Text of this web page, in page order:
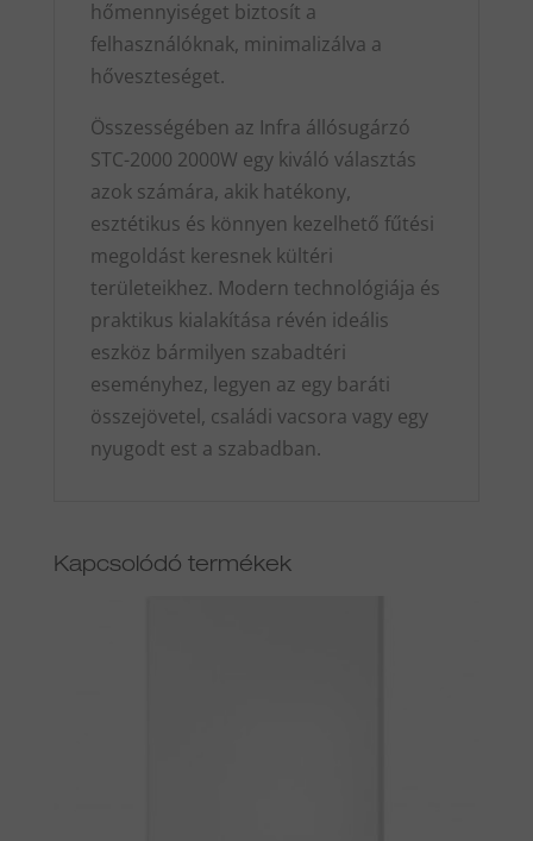
hőmennyiséget biztosít a
felhasználóknak, minimalizálva a
hőveszteséget.
Összességében az Infra állósugárzó
STC-2000 2000W egy kiváló választás
azok számára, akik hatékony,
esztétikus és könnyen kezelhető fűtési
megoldást keresnek kültéri
területeikhez. Modern technológiája és
praktikus kialakítása révén ideális
eszköz bármilyen szabadtéri
eseményhez, legyen az egy baráti
összejövetel, családi vacsora vagy egy
nyugodt est a szabadban.
Kapcsolódó termékek